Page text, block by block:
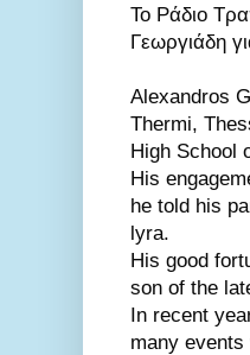
Το Ράδιο
Γεωργιάδη
Alexandros
Thermi,
High School
His
he told his
lyra.
His good
son of the
In recent
many